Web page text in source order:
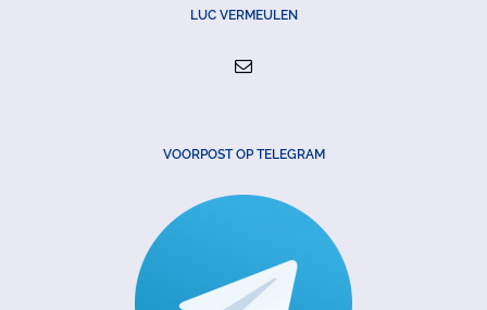
LUC VERMEULEN
VOORPOST OP TELEGRAM